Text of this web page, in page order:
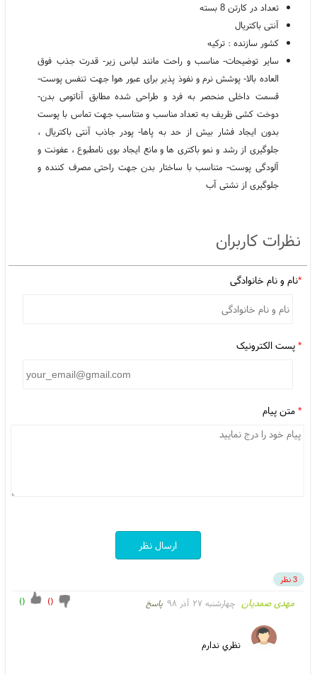
تعداد در کارتن 8 بسته
آنتی باکتریال
کشور سازنده : ترکیه
سایر توضیحات- مناسب و راحت مانند لباس زیر- قدرت جذب فوق
العاده بالا- پوشش نرم و نفوذ پذیر برای عبور هوا جهت تنفس پوست-
قسمت داخلی منحصر به فرد و طراحی شده مطابق آناتومی بدن-
دوخت کشی ظریف به تعداد مناسب و متناسب جهت تماس با پوست
بدون ایجاد فشار بیش از حد به پاها- پودر جاذب آنتی باکتریال ،
جلوگیری از رشد و نمو باکتری ها و مانع ایجاد بوی نامطبوع ، عفونت و
آلودگی پوست- متناسب با ساختار بدن جهت راحتی مصرف کننده و
جلوگیری از نشتی آب
نظرات کاربران
*نام و نام خانوادگی
* پست الکترونیک
* متن پیام
ارسال نظر
3 نظر
مهدی صمدیان چهارشنبه ۲۷ آذر ۹۸ پاسخ (
) (
)
نظري ندارم